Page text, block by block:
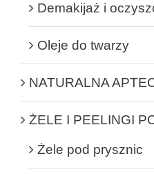
Demakijaż i
Oleje do twarzy
NATURALNA
ŻELE I PEELINGI
Żele pod prysznic